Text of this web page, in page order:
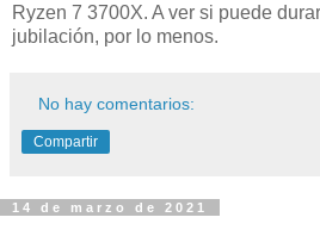
Ryzen 7 3700X. A ver si puede
jubilación, por lo menos.
No hay comentarios:
Compartir
14 de marzo de 2021